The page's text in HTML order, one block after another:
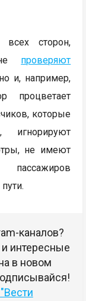
сторон,
проверяют
и, например,
процветает
которые
игнорируют
не имеют
каналов?
интересные
в новом